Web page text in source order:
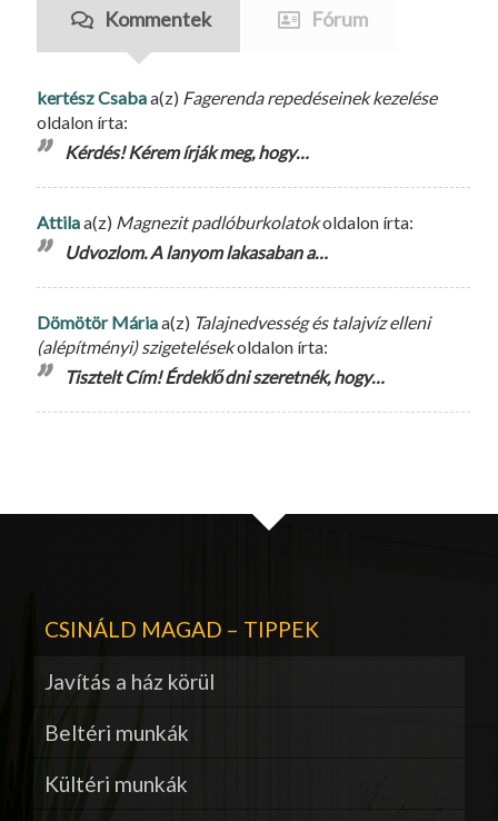
Kommentek Fórum
kertész Csabaa(z) Fagerenda repedéseinek kezelése
oldalon írta:
Kérdés! Kérem írják meg, hogy…
Attilaa(z) Magnezit padlóburkolatokoldalon írta:
Udvozlom. A lanyom lakasaban a…
Dömötör Máriaa(z) Talajnedvesség és talajvíz elleni
(alépítményi) szigetelésekoldalon írta:
Tisztelt Cím! Érdeklődni szeretnék, hogy…
CSINÁLD MAGAD – TIPPEK
Javítás a ház körül
Beltéri munkák
Kültéri munkák